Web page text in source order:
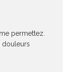
permettez.
douleurs